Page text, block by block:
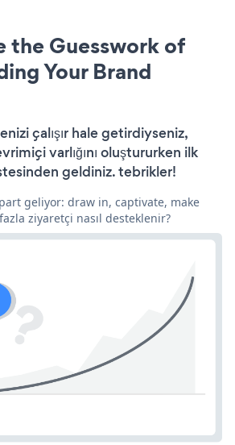
the Guesswork of
Your Brand
çalışır hale getirdiyseniz,
varlığını oluştururken ilk
geldiniz. tebrikler!
geliyor: draw in, captivate, make
ziyaretçi nasıl desteklenir?